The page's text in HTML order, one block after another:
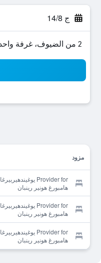
ج 14/8
2 من الضيوف، غرفة واحدة
مزود
Provider for يوغيندهيربيرغا
هامبورغ هونير رينبان
Provider for يوغيندهيربيرغا
هامبورغ هونير رينبان
Provider for يوغيندهيربيرغا
هامبورغ هونير رينبان